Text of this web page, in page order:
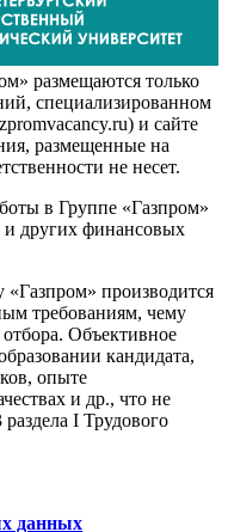
размещаются только
специализированном
и сайте
размещенные на
не несет.
в Группе «Газпром»
и других финансовых
«Газпром» производится
требованиям, чему
отбора. Объективное
кандидата,
опыте
и др., что не
I Трудового
данных